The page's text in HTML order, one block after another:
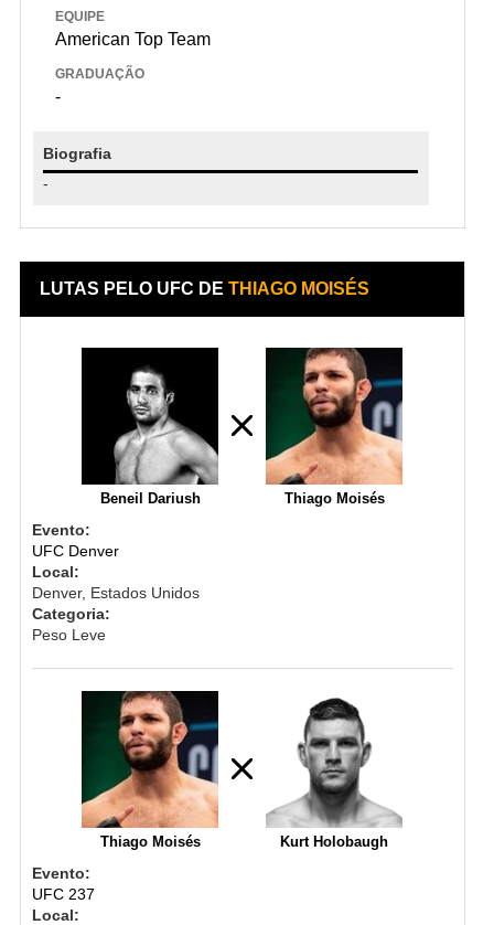
EQUIPE
American Top Team
GRADUAÇÃO
-
Biografia
-
LUTAS PELO UFC DETHIAGO MOISÉS
Beneil Dariush Thiago Moisés
Evento:
UFC Denver
Local:
Denver, Estados Unidos
Categoria:
Peso Leve
Thiago Moisés Kurt Holobaugh
Evento:
UFC 237
Local: